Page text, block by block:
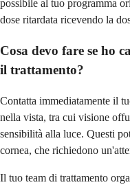
possibile al tuo programma
dose ritardata ricevendo la
Cosa devo fare se ho
il trattamento?
Contatta immediatamente il
nella vista, tra cui visione
sensibilità alla luce. Questi
cornea, che richiedono
Il tuo team di trattamento